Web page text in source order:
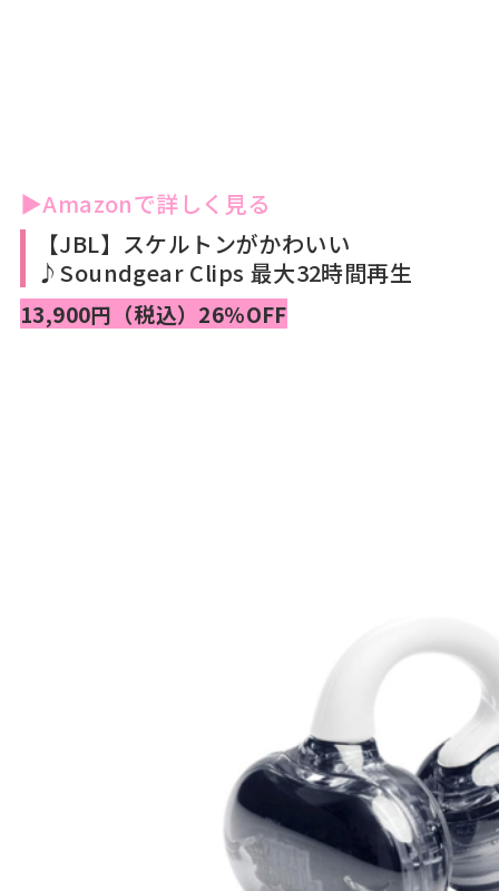
▶Amazonで詳しく見る
【JBL】スケルトンがかわいい
♪Soundgear Clips 最大32時間再生
13,900円（税込）26％OFF